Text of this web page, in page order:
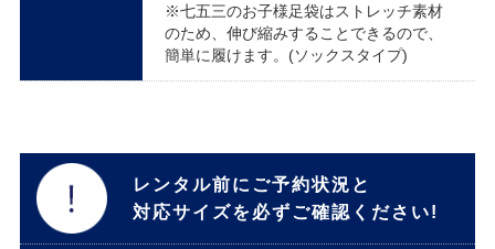
※七五三のお子様足袋はストレッチ素材
のため、伸び縮みすることできるので、
簡単に履けます。(ソックスタイプ)
レンタル前にご予約状況と
対応サイズを必ずご確認ください!